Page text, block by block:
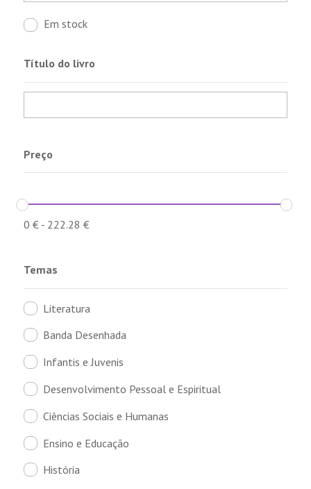
Em stock
Título do livro
Preço
0 €- 222.28 €
Temas
Literatura
Banda Desenhada
Infantis e Juvenis
Desenvolvimento Pessoal e Espiritual
Ciências Sociais e Humanas
Ensino e Educação
História